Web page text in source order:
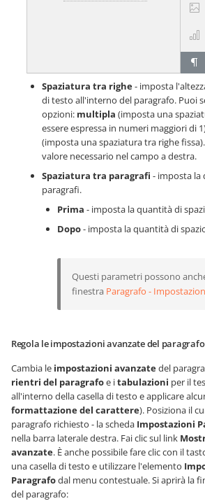
Spaziatura tra righe- imposta
di testo all'interno del paragrafo. Puoi
opzioni: multipla (imposta una
essere espressa in numeri maggiori di
(imposta una spaziatura tra righe
valore necessario nel campo a destra.
Spaziatura tra paragrafi - imposta la
paragrafi.
Prima - imposta la quantità di
Dopo- imposta la quantità di
Questi parametri possono
finestra Paragrafo -
Regola le impostazioni avanzate del paragrafo
Cambia le impostazioni avanzatedel
rientri del paragrafoe itabulazioni per il
all'interno della casella di testo e applicare
formattazione del carattere). Posiziona il
paragrafo richiesto - la scheda Impostazioni
nella barra laterale destra. Fai clic sul link
avanzate. È anche possibile fare clic con il
una casella di testo e utilizzare l'elemento
Paragrafodal menu contestuale. Si aprirà la
del paragrafo: